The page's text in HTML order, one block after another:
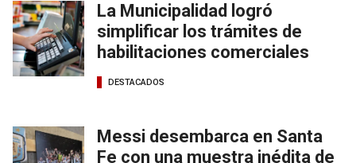
La Municipalidad logró
simplificar los trámites de
habilitaciones comerciales
DESTACADOS
Messi desembarca en Santa
Fe con una muestra inédita de